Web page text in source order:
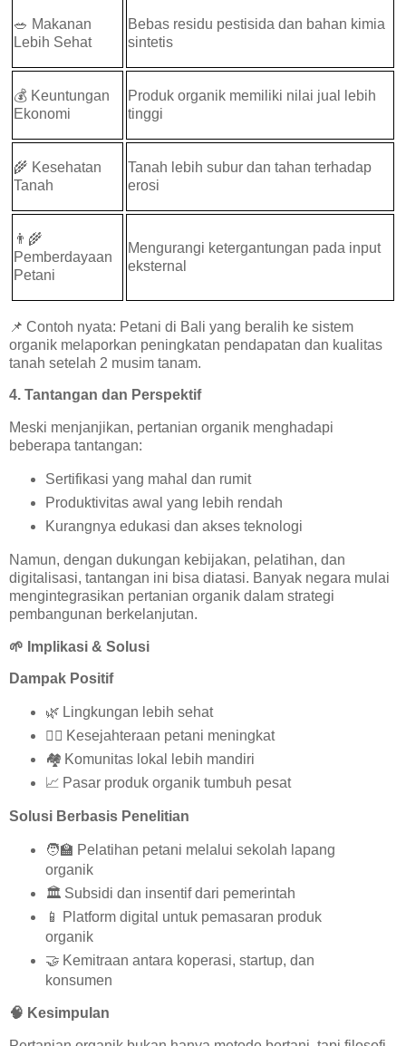
🥗 Makanan
Lebih Sehat
Bebas residu pestisida dan bahan kimia
sintetis
💰 Keuntungan
Ekonomi
Produk organik memiliki nilai jual lebih
tinggi
🌾 Kesehatan
Tanah
Tanah lebih subur dan tahan terhadap
erosi
👨‍🌾
Pemberdayaan
Petani
Mengurangi ketergantungan pada input
eksternal
📌 Contoh nyata: Petani di Bali yang beralih ke sistem
organik melaporkan peningkatan pendapatan dan kualitas
tanah setelah 2 musim tanam.
4. Tantangan dan Perspektif
Meski menjanjikan, pertanian organik menghadapi
beberapa tantangan:
Sertifikasi yang mahal dan rumit
Produktivitas awal yang lebih rendah
Kurangnya edukasi dan akses teknologi
Namun, dengan dukungan kebijakan, pelatihan, dan
digitalisasi, tantangan ini bisa diatasi. Banyak negara mulai
mengintegrasikan pertanian organik dalam strategi
pembangunan berkelanjutan.
🌱 Implikasi & Solusi
Dampak Positif
🌿 Lingkungan lebih sehat
🧘‍♀️ Kesejahteraan petani meningkat
🏘️ Komunitas lokal lebih mandiri
📈 Pasar produk organik tumbuh pesat
Solusi Berbasis Penelitian
🧑‍🏫 Pelatihan petani melalui sekolah lapang
organik
🏛️ Subsidi dan insentif dari pemerintah
📱
Platform digital untuk pemasaran produk
organik
🤝 Kemitraan antara koperasi, startup, dan
konsumen
🧠 Kesimpulan